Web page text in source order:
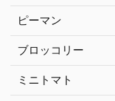
ピーマン
ブロッコリー
ミニトマト